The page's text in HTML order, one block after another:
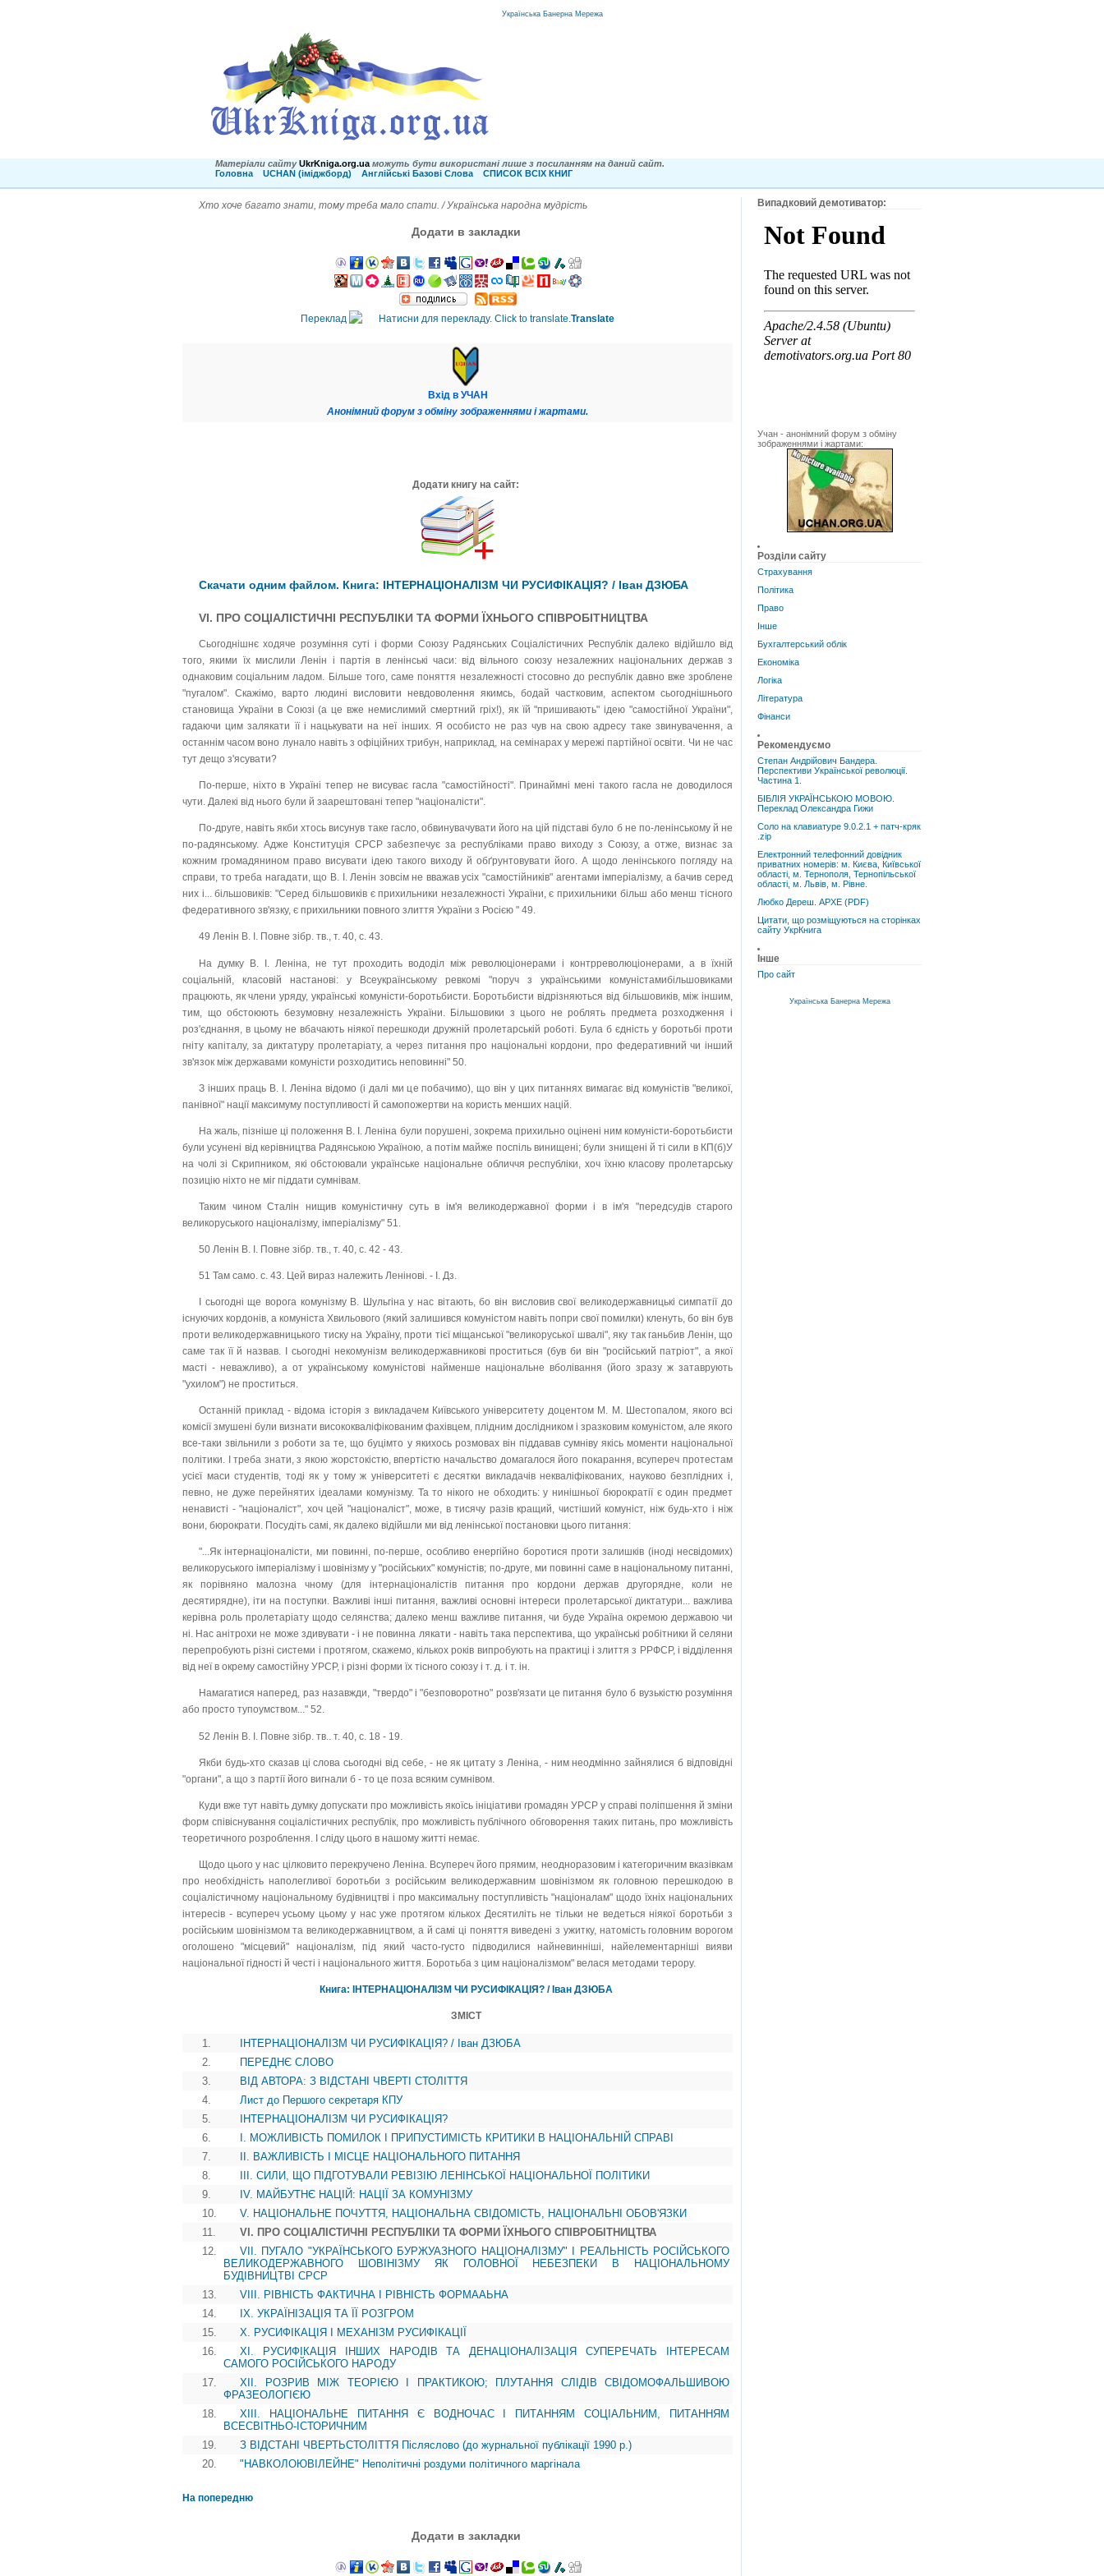
Українська Банерна Мережа
Матеріали сайту UkrKniga.org.ua можуть бути використані лише з посиланням на даний сайт.
Головна
UCHAN (іміджборд) Англійські Базові Слова СПИСОК ВСІХ КНИГ
Хто хоче багато знати, тому треба мало спати. / Українська народна мудрість
Додати в закладки
Переклад Translate
Вхід в УЧАН
Анонімний форум з обміну зображеннями і жартами.
Додати книгу на сайт:
Скачати одним файлом. Книга: ІНТЕРНАЦІОНАЛІЗМ ЧИ РУСИФІКАЦІЯ? / Іван ДЗЮБА
VI. ПРО СОЦІАЛІСТИЧНІ РЕСПУБЛІКИ ТА ФОРМИ ЇХНЬОГО СПІВРОБІТНИЦТВА
Сьогоднішнє ходяче розуміння суті і форми Союзу Радянських Соціалістичних Республік далеко відійшло від
того, якими їх мислили Ленін і партія в ленінські часи: від вільного союзу незалежних національних держав з
однаковим соціальним ладом. Більше того, саме поняття незалежності стосовно до республік давно вже зроблене
"пугалом". Скажімо, варто людині висловити невдоволення якимсь, бодай частковим, аспектом сьогоднішнього
становища України в Союзі (а це вже немислимий смертний гріх!), як їй "пришивають" ідею "самостійної України",
гадаючи цим залякати її і нацькувати на неї інших. Я особисто не раз чув на свою адресу таке звинувачення, а
останнім часом воно лунало навіть з офіційних трибун, наприклад, на семінарах у мережі партійної освіти. Чи не час
тут дещо з'ясувати?
По-перше, ніхто в Україні тепер не висуває гасла "самостійності". Принаймні мені такого гасла не доводилося
чути. Далекі від нього були й заарештовані тепер "націоналісти".
По-друге, навіть якби хтось висунув таке гасло, обвинувачувати його на цій підставі було б не по-ленінському й не
по-радянському. Адже Конституція СРСР забезпечує за республіками право виходу з Союзу, а отже, визнає за
кожним громадянином право висувати ідею такого виходу й обґрунтовувати його. А щодо ленінського погляду на
справи, то треба нагадати, що В. І. Ленін зовсім не вважав усіх "самостійників" агентами імперіалізму, а бачив серед
них і... більшовиків: "Серед більшовиків є прихильники незалежності України, є прихильники більш або менш тісного
федеративного зв'язку, є прихильники повного злиття України з Росією " 49.
49 Ленін В. І. Повне зібр. тв., т. 40, с. 43.
На думку В. І. Леніна, не тут проходить вододіл між революціонерами і контрреволюціонерами, а в їхній
соціальній, класовій настанові: у Всеукраїнському ревкомі "поруч з українськими комуністамибільшовиками
працюють, як члени уряду, українські комуністи-боротьбисти. Боротьбисти відрізняються від більшовиків, між іншим,
тим, що обстоюють безумовну незалежність України. Більшовики з цього не роблять предмета розходження і
роз'єднання, в цьому не вбачають ніякої перешкоди дружній пролетарській роботі. Була б єдність у боротьбі проти
гніту капіталу, за диктатуру пролетаріату, а через питання про національні кордони, про федеративний чи інший
зв'язок між державами комуністи розходитись неповинні" 50.
З інших праць В. І. Леніна відомо (і далі ми це побачимо), що він у цих питаннях вимагає від комуністів "великої,
панівної" нації максимуму поступливості й самопожертви на користь менших націй.
На жаль, пізніше ці положення В. І. Леніна були порушені, зокрема прихильно оцінені ним комуністи-боротьбисти
були усунені від керівництва Радянською Україною, а потім майже поспіль винищені; були знищені й ті сили в КП(б)У
на чолі зі Скрипником, які обстоювали українське національне обличчя республіки, хоч їхню класову пролетарську
позицію ніхто не міг піддати сумнівам.
Таким чином Сталін нищив комуністичну суть в ім'я великодержавної форми і в ім'я "передсудів старого
великоруського націоналізму, імперіалізму" 51.
50 Ленін В. І. Повне зібр. тв., т. 40, с. 42 - 43.
51 Там само. с. 43. Цей вираз належить Ленінові. - І. Дз.
І сьогодні ще ворога комунізму В. Шульгіна у нас вітають, бо він висловив свої великодержавницькі симпатії до
існуючих кордонів, а комуніста Хвильового (який залишився комуністом навіть попри свої помилки) кленуть, бо він був
проти великодержавницького тиску на Україну, проти тієї міщанської "великоруської швалі", яку так ганьбив Ленін, що
саме так її й назвав. І сьогодні некомунізм великодержавникові проститься (був би він "російський патріот", а якої
масті - неважливо), а от українському комуністові найменше національне вболівання (його зразу ж затаврують
"ухилом") не проститься.
Останній приклад - відома історія з викладачем Київського університету доцентом М. М. Шестопалом, якого всі
комісії змушені були визнати висококваліфікованим фахівцем, плідним дослідником і зразковим комуністом, але якого
все-таки звільнили з роботи за те, що буцімто у якихось розмовах він піддавав сумніву якісь моменти національної
політики. І треба знати, з якою жорстокістю, впертістю начальство домагалося його покарання, всупереч протестам
усієї маси студентів, тоді як у тому ж університеті є десятки викладачів некваліфікованих, науково безплідних і,
певно, не дуже перейнятих ідеалами комунізму. Та то нікого не обходить: у нинішньої бюрократії є один предмет
ненависті - "націоналіст", хоч цей "націоналіст", може, в тисячу разів кращий, чистіший комуніст, ніж будь-хто і ніж
вони, бюрократи. Посудіть самі, як далеко відійшли ми від ленінської постановки цього питання:
"...Як інтернаціоналісти, ми повинні, по-перше, особливо енергійно боротися проти залишків (іноді несвідомих)
великоруського імперіалізму і шовінізму у "російських" комуністів; по-друге, ми повинні саме в національному питанні,
як порівняно малозна чному (для інтернаціоналістів питання про кордони держав другорядне, коли не
десятирядне), іти на поступки. Важливі інші питання, важливі основні інтереси пролетарської диктатури... важлива
керівна роль пролетаріату щодо селянства; далеко менш важливе питання, чи буде Україна окремою державою чи
ні. Нас анітрохи не може здивувати - і не повинна лякати - навіть така перспектива, що українські робітники й селяни
перепробують різні системи і протягом, скажемо, кількох років випробують на практиці і злиття з РРФСР, і відділення
від неї в окрему самостійну УРСР, і різні форми їх тісного союзу і т. д. і т. ін.
Намагатися наперед, раз назавжди, "твердо" і "безповоротно" розв'язати це питання було б вузькістю розуміння
або просто тупоумством..." 52.
52 Ленін В. І. Повне зібр. тв.. т. 40, с. 18 - 19.
Якби будь-хто сказав ці слова сьогодні від себе, - не як цитату з Леніна, - ним неодмінно зайнялися б відповідні
"органи", а що з партії його вигнали б - то це поза всяким сумнівом.
Куди вже тут навіть думку допускати про можливість якоїсь ініціативи громадян УРСР у справі поліпшення й зміни
форм співіснування соціалістичних республік, про можливість публічного обговорення таких питань, про можливість
теоретичного розроблення. І сліду цього в нашому житті немає.
Щодо цього у нас цілковито перекручено Леніна. Всупереч його прямим, неодноразовим і категоричним вказівкам
про необхідність наполегливої боротьби з російським великодержавним шовінізмом як головною перешкодою в
соціалістичному національному будівництві і про максимальну поступливість "націоналам" щодо їхніх національних
інтересів - всупереч усьому цьому у нас уже протягом кількох Десятиліть не тільки не ведеться ніякої боротьби з
російським шовінізмом та великодержавництвом, а й самі ці поняття виведені з ужитку, натомість головним ворогом
оголошено "місцевий" націоналізм, під який часто-густо підводилися найневинніші, найелементарніші вияви
національної гідності й честі і національного життя. Боротьба з цим націоналізмом" велася методами терору.
Книга: ІНТЕРНАЦІОНАЛІЗМ ЧИ РУСИФІКАЦІЯ? / Іван ДЗЮБА
ЗМІСТ
1.
ІНТЕРНАЦІОНАЛІЗМ ЧИ РУСИФІКАЦІЯ? / Іван ДЗЮБА
2.
ПЕРЕДНЄ СЛОВО
3.
ВІД АВТОРА: З ВІДСТАНІ ЧВЕРТІ СТОЛІТТЯ
4.
Лист до Першого секретаря КПУ
5.
ІНТЕРНАЦІОНАЛІЗМ ЧИ РУСИФІКАЦІЯ?
6.
I. МОЖЛИВІСТЬ ПОМИЛОК І ПРИПУСТИМІСТЬ КРИТИКИ В НАЦІОНАЛЬНІЙ СПРАВІ
7.
II. ВАЖЛИВІСТЬ І MICЦE НАЦІОНАЛЬНОГО ПИТАННЯ
8.
III. СИЛИ, ЩО ПІДГОТУВАЛИ РЕВІЗІЮ ЛЕНІНСЬКОЇ НАЦІОНАЛЬНОЇ ПОЛІТИКИ
9.
IV. МАЙБУТНЄ НАЦІЙ: НАЦІЇ ЗА КОМУНІЗМУ
10.
V. НАЦІОНАЛЬНЕ ПОЧУТТЯ, НАЦІОНАЛЬНА СВІДОМІСТЬ, НАЦІОНАЛЬНІ ОБОВ'ЯЗКИ
11.
VI. ПРО СОЦІАЛІСТИЧНІ РЕСПУБЛІКИ ТА ФОРМИ ЇХНЬОГО СПІВРОБІТНИЦТВА
12.
VII. ПУГАЛО "УКРАЇНСЬКОГО БУРЖУАЗНОГО НАЦІОНАЛІЗМУ" І РЕАЛЬНІСТЬ РОСІЙСЬКОГО
ВЕЛИКОДЕРЖАВНОГО ШОВІНІЗМУ ЯК ГОЛОВНОЇ НЕБЕЗПЕКИ В НАЦІОНАЛЬНОМУ
БУДІВНИЦТВІ СРСР
13.
VIII. РІВНІСТЬ ФАКТИЧНА І РІВНІСТЬ ФОРМААЬНА
14.
IX. УКРАЇНІЗАЦІЯ ТА ЇЇ РОЗГРОМ
15.
X. РУСИФІКАЦІЯ І МЕХАНІЗМ РУСИФІКАЦІЇ
16.
XI. РУСИФІКАЦІЯ ІНШИХ НАРОДІВ ТА ДЕНАЦІОНАЛІЗАЦІЯ СУПЕРЕЧАТЬ ІНТЕРЕСАМ
САМОГО РОСІЙСЬКОГО НАРОДУ
17.
XII. РОЗРИВ МІЖ ТЕОРІЄЮ І ПРАКТИКОЮ; ПЛУТАННЯ СЛІДІВ СВІДОМОФАЛЬШИВОЮ
ФРАЗЕОЛОГІЄЮ
18.
XIII. НАЦІОНАЛЬНЕ ПИТАННЯ Є ВОДНОЧАС І ПИТАННЯМ СОЦІАЛЬНИМ, ПИТАННЯМ
ВСЕСВІТНЬО-ІСТОРИЧНИМ
19.
З ВІДСТАНІ ЧВЕРТЬСТОЛІТТЯ Післяслово (до журнальної публікації 1990 р.)
20.
"НАВКОЛОЮВІЛЕЙНЕ" Неполітичні роздуми політичного маргінала
На попередню
Додати в закладки
Випадковий демотиватор:
Учан - анонімний форум з обміну
зображеннями і жартами:
Розділи сайту
Страхування
Політика
Право
Інше
Бухгалтерський облік
Економіка
Логіка
Література
Фінанси
Рекомендуємо
Степан Андрійович Бандера.
Перспективи Української революції.
Частина 1.
БІБЛІЯ УКРАЇНСЬКОЮ МОВОЮ.
Переклад Олександра Гижи
Соло на клавиатуре 9.0.2.1 + патч-кряк
.zip
Електронний телефонний довідник
приватних номерів: м. Києва, Київської
області, м. Тернополя, Тернопільської
області, м. Львів, м. Рівне.
Любко Дереш. АРХЕ (PDF)
Цитати, що розміщуються на сторінках
сайту УкрКнига
Інше
Про сайт
Українська Банерна Мережа